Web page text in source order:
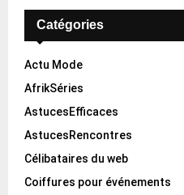
Catégories
Actu Mode
AfrikSéries
AstucesEfficaces
AstucesRencontres
Célibataires du web
Coiffures pour événements